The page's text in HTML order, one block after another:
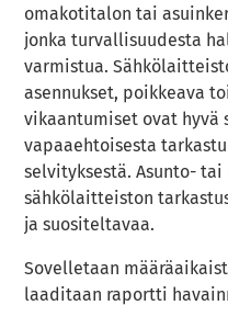
omakotitalon tai
jonka turvallisuudesta
varmistua.
asennukset, poikkeava
vikaantumiset ovat hyvä
vapaaehtoisesta
selvityksestä. Asunto-
sähkölaitteiston
ja suositeltavaa.
Sovelletaan
laaditaan raportti